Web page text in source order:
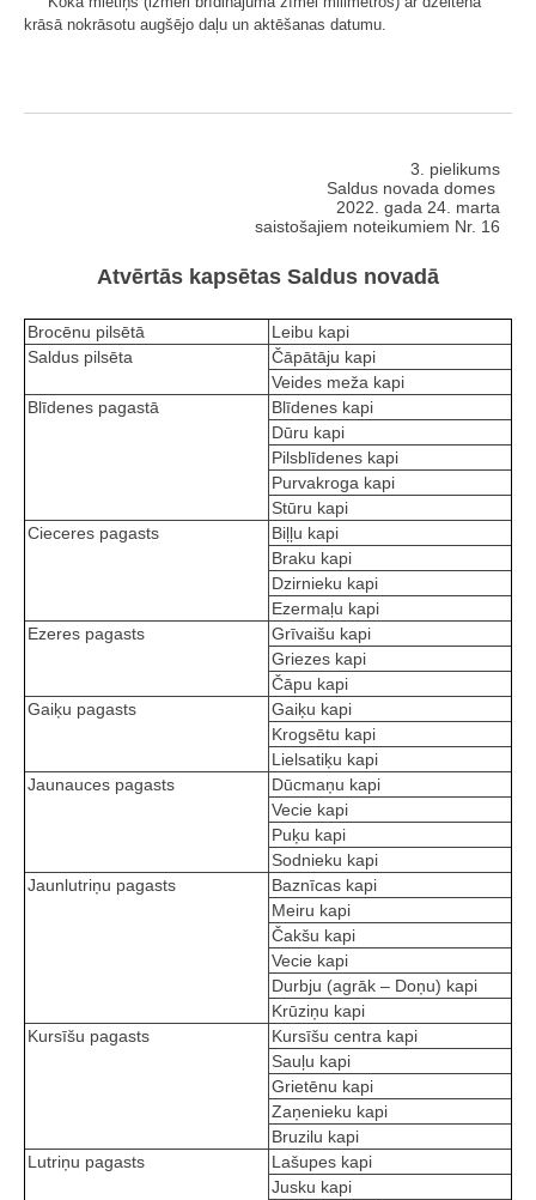
krāsā nokrāsotu augšējo daļu un aktēšanas datumu.
3. pielikums
Saldus novada domes
2022. gada 24. marta
saistošajiem noteikumiem Nr. 16
Atvērtās kapsētas Saldus novadā
Brocēnu pilsētā
Leibu kapi
Saldus pilsēta
Čāpātāju kapi
Veides meža kapi
Blīdenes pagastā
Blīdenes kapi
Dūru kapi
Pilsblīdenes kapi
Purvakroga kapi
Stūru kapi
Cieceres pagasts
Biļļu kapi
Braku kapi
Dzirnieku kapi
Ezermaļu kapi
Ezeres pagasts
Grīvaišu kapi
Griezes kapi
Čāpu kapi
Gaiķu pagasts
Gaiķu kapi
Krogsētu kapi
Lielsatiķu kapi
Jaunauces pagasts
Dūcmaņu kapi
Vecie kapi
Puķu kapi
Sodnieku kapi
Jaunlutriņu pagasts
Baznīcas kapi
Meiru kapi
Čakšu kapi
Vecie kapi
Durbju (agrāk – Doņu) kapi
Krūziņu kapi
Kursīšu pagasts
Kursīšu centra kapi
Sauļu kapi
Grietēnu kapi
Zaņenieku kapi
Bruzilu kapi
Lutriņu pagasts
Lašupes kapi
Jusku kapi